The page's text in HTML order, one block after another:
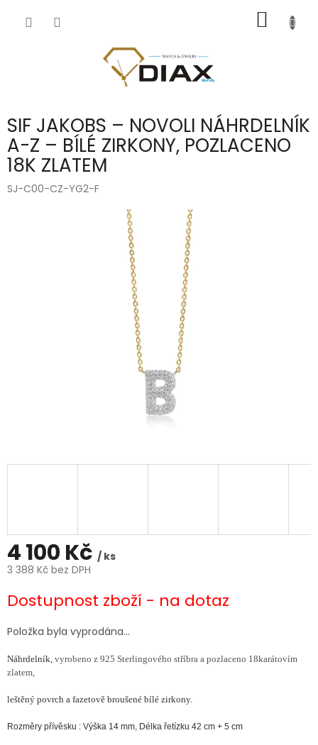
KOŠÍK
SIF JAKOBS – NOVOLI NÁHRDELNÍK
A-Z – BÍLÉ ZIRKONY, POZLACENO
18K ZLATEM
SJ-C00-CZ-YG2-F
4 100 Kč / ks
3 388 Kč bez DPH
cena:
Dostupnost zboží - na dotaz
Položka byla vyprodána…
Náhrdelník, vyrobeno z 925 Sterlingového stříbra a pozlaceno 18karátovím
zlatem,
leštěný povrch a fazetově broušené bílé zirkony.
Rozměry přívěsku : Výška 14 mm, Délka řetízku 42 cm + 5 cm